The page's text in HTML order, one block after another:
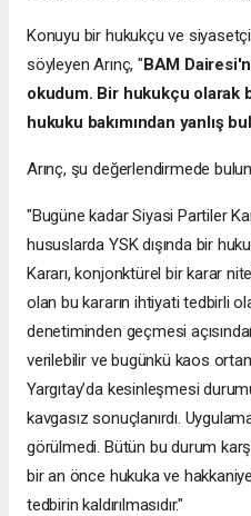
Konuyu bir hukukçu ve
söyleyen Arınç, "BAM
okudum. Bir hukukçu olarak
hukuku bakımından yanlış
Arınç, şu değerlendirmede
"Bugüne kadar Siyasi Partiler
hususlarda YSK dışında bir
Kararı, konjonktürel bir karar
olan bu kararın ihtiyati tedbirli
denetiminden geçmesi
verilebilir ve bugünkü kaos
Yargıtay’da kesinleşmesi
kavgasız sonuçlanırdı.
görülmedi. Bütün bu durum
bir an önce hukuka ve
tedbirin kaldırılmasıdır."